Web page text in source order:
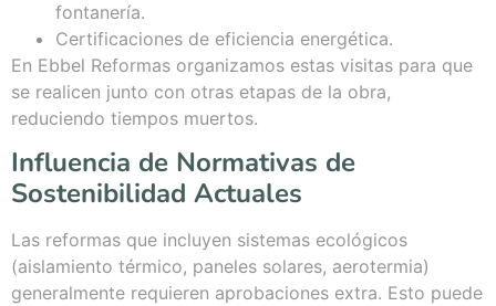
fontanería.
Certificaciones de eficiencia energética.
En Ebbel Reformas organizamos estas visitas para que
se realicen junto con otras etapas de la obra,
reduciendo tiempos muertos.
Influencia de Normativas de
Sostenibilidad Actuales
Las reformas que incluyen sistemas ecológicos
(aislamiento térmico, paneles solares, aerotermia)
generalmente requieren aprobaciones extra. Esto puede